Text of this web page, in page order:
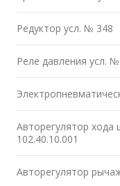
Редуктор усл. № 348
Реле давления усл.
Авторегулятор хода
102.40.10.001
Авторегулятор